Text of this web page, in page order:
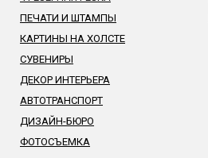
ПЕЧАТИ И ШТАМПЫ
КАРТИНЫ НА ХОЛСТЕ
СУВЕНИРЫ
ДЕКОР ИНТЕРЬЕРА
АВТОТРАНСПОРТ
ДИЗАЙН-БЮРО
ФОТОСЪЕМКА